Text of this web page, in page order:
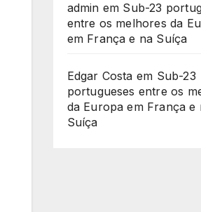
admin em Sub-23
entre os melhores da
em França e na Suíça
Edgar Costa em Sub-23
portugueses entre os
da Europa em França e
Suíça